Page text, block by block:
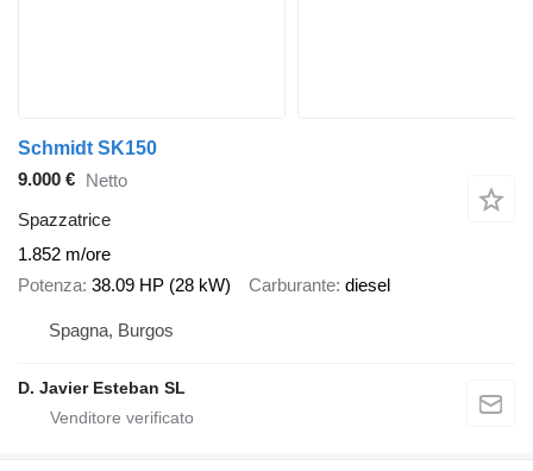
Schmidt SK150
9.000 € Netto
Spazzatrice
1.852 m/ore
Potenza 38.09 HP (28 kW) Carburante diesel
Spagna, Burgos
D. Javier Esteban SL